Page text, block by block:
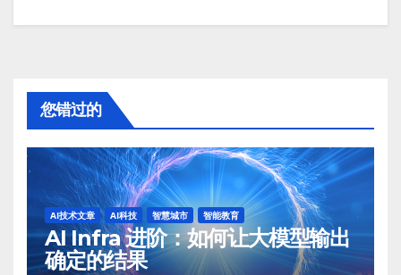
您错过的
AI技术文章 AI科技 智慧城市 智能教育
AI Infra 进阶：如何让大模型输出
确定的结果